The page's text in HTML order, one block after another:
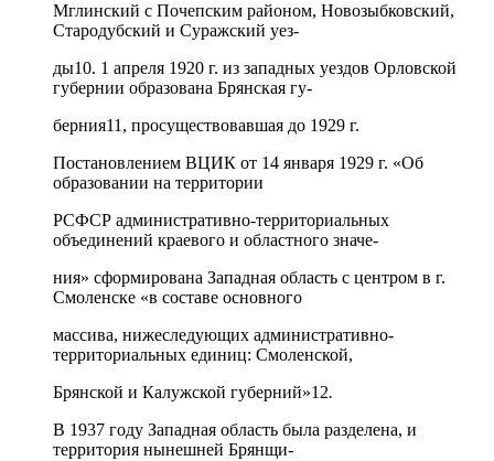
Мглинский с Почепским районом, Новозыбковский,
Стародубский и Суражский уез-
ды10. 1 апреля 1920 г. из западных уездов Орловской
губернии образована Брянская гу-
берния11, просуществовавшая до 1929 г.
Постановлением ВЦИК от 14 января 1929 г. «Об
образовании на территории
РСФСР административно-территориальных
объединений краевого и областного значе-
ния» сформирована Западная область с центром в г.
Смоленске «в составе основного
массива, нижеследующих административно-
территориальных единиц: Смоленской,
Брянской и Калужской губерний»12.
В 1937 году Западная область была разделена, и
территория нынешней Брянщи-